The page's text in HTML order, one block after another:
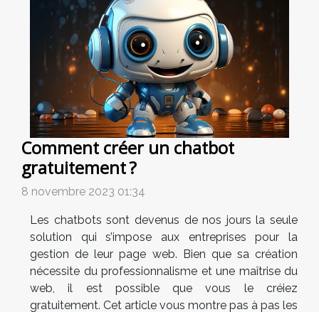
Comment créer un chatbot
gratuitement ?
8 novembre 2023 01:34
Les chatbots sont devenus de nos jours la seule
solution qui s’impose aux entreprises pour la
gestion de leur page web. Bien que sa création
nécessite du professionnalisme et une maîtrise du
web, il est possible que vous le créiez
gratuitement. Cet article vous montre pas à pas les